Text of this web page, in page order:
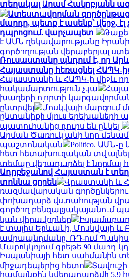
տեղակալ Արամ Հակոբյանն
Ատեստավորման գործընթաց
մարդը, պետք է ասենք՝ վերջ,
դպրոցում. վարչապետ
է ԱՄՆ ղեկավարությանը
գործողության վերաբերյալ
Ռուսաստանը պնդում է, որ
Հայաստանը հեռացնել ՀԱՊԿ-
Հայաստանի և ՀԱՊԿ-ի միջև
հակամարտություն չկա
խաղերի ոլորտի
ընտրվել
Մոսկվայի մարզում
ընտանիքի մյուս երեխաների
պատուհանից դուրս են ընկել
Արման Ծառուկյանի նոր
պաշտոնական
Politico. ԱՄՆ-ը
հետ հետախուզական
տեմպը վերադարձել է նորմալ
Ադրբեջանով Հայաստան է
տոննա ցորեն
Վրաստանի և
ռազմավարական
փոխադարձ վստահության
գործող բենզալցակայանում
կան վիրավորներ
է տալիս Երևանի, Մոսկվայի
ամրապնդմանը. ՌԴ-ում
Մարոկկոյում գրեթե 90
Իսպանիայի հետ սահմանին
միջադեպերից հետո
համայնքին կվերադարձվի 5.9